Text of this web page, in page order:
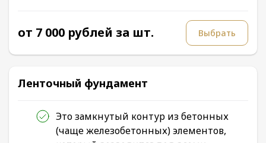
от 7 000 рублей за шт. Выбрать
Ленточный фундамент
Это замкнутый контур из бетонных
(чаще железобетонных) элементов,